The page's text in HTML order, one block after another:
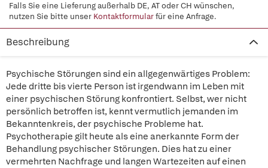
Falls Sie eine Lieferung außerhalb DE, AT oder CH wünschen,
nutzen Sie bitte unser Kontaktformularfür eine Anfrage.
Beschreibung
Psychische Störungen sind ein allgegenwärtiges Problem:
Jede dritte bis vierte Person ist irgendwann im Leben mit
einer psychischen Störung konfrontiert. Selbst, wer nicht
persönlich betroffen ist, kennt vermutlich jemanden im
Bekanntenkreis, der psychische Probleme hat.
Psychotherapie gilt heute als eine anerkannte Form der
Behandlung psychischer Störungen. Dies hat zu einer
vermehrten Nachfrage und langen Wartezeiten auf einen